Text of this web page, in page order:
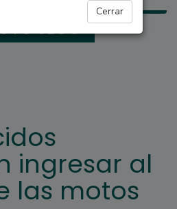
Cerrar
SECO
ingresar al
las motos